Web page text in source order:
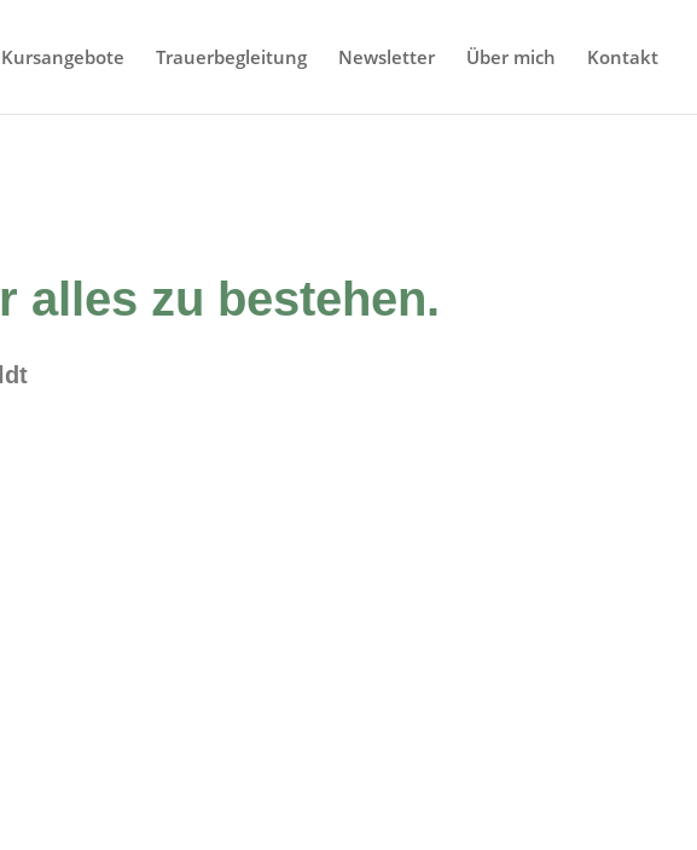
Kursangebote Trauerbegleitung Newsletter Über mich Kontakt
alles zu bestehen.